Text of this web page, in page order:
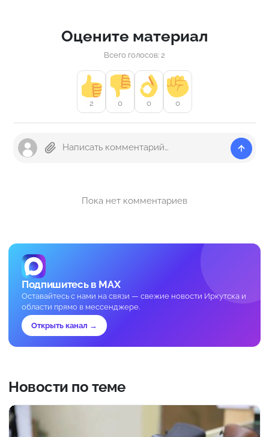
Оцените материал
Всего голосов: 2
2 0 0 0
Пока нет комментариев
Подпишитесь в MAX
Оставайтесь с нами на связи — свежие новости Иркутска и
области прямо в мессенджере.
Открыть канал →
Новости по теме